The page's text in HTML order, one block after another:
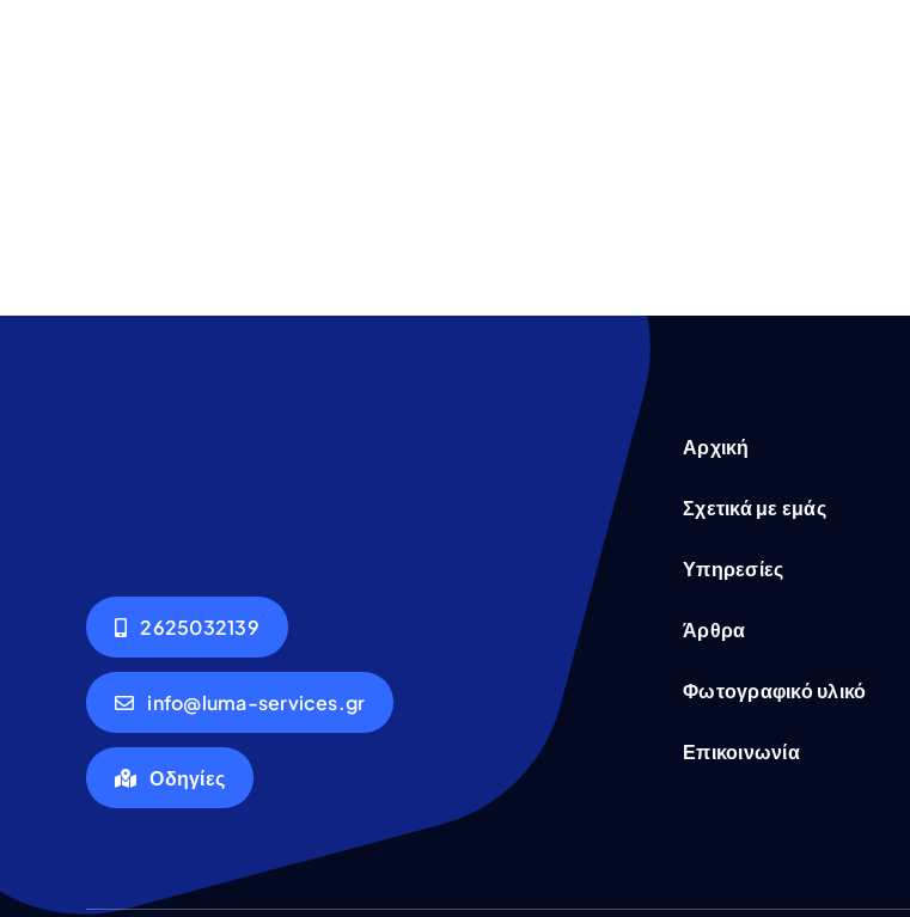
2625032139
info@luma-services.gr
Οδηγίες
Αρχική
Σχετικά με εμάς
Υπηρεσίες
Άρθρα
Φωτογραφικό υλικό
Επικοινωνία